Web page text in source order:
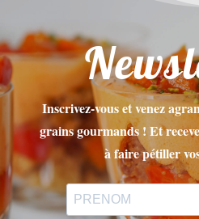
Inscrivez-vous et venez
grains gourmands ! Et
à faire pétiller